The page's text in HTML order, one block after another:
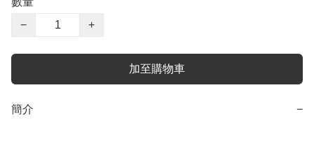
−
+
加至購物車
簡介 −